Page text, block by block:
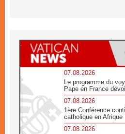
07.08.2026
Le programme du
Pape en France
07.08.2026
1ère Conférence
catholique en Afrique
07.08.2026